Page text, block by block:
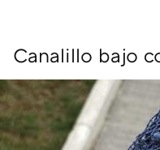
Canalillo bajo